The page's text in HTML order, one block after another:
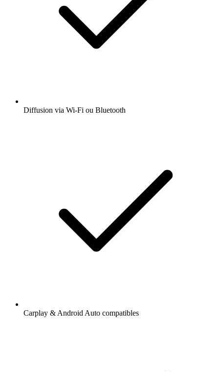
Diffusion via Wi-Fi ou Bluetooth
Carplay & Android Auto compatibles